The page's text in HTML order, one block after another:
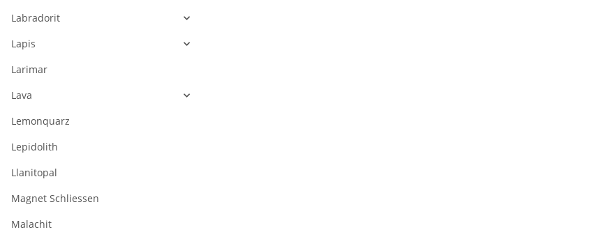
Labradorit
Lapis
Larimar
Lava
Lemonquarz
Lepidolith
Llanitopal
Magnet Schliessen
Malachit